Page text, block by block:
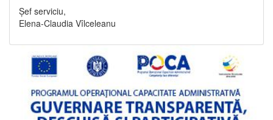
Șef serviciu,
Elena-Claudia Vîlceleanu